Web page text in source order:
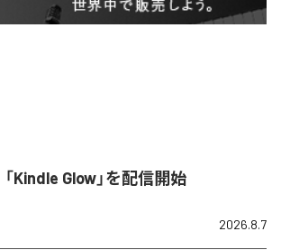
Kindle Glow」を配信開始
2026.8.7